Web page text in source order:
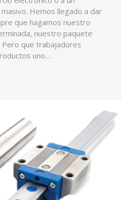
Hemos llegado a dar
que hagamos nuestro
nuestro paquete
Pero que trabajadores
uno…